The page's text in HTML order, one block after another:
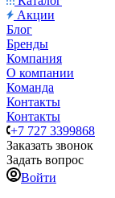
Акции
Блог
Бренды
Компания
О компании
Команда
Контакты
Контакты
+7 727 3399868
Заказать звонок
Задать вопрос
Войти